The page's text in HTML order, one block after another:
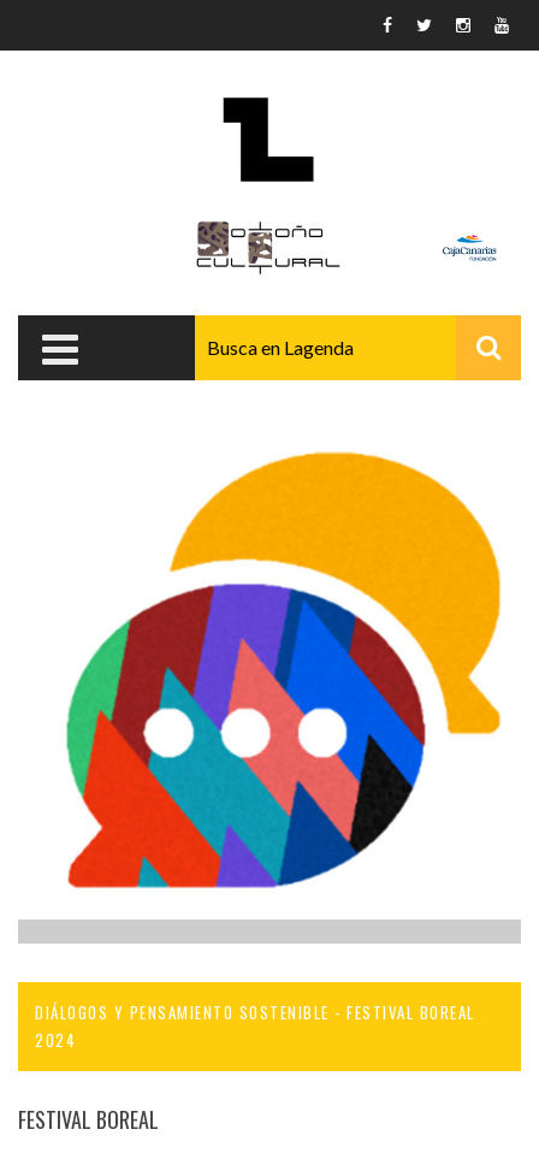
DIÁLOGOS Y PENSAMIENTO SOSTENIBLE - FESTIVAL BOREAL
2024
FESTIVAL BOREAL